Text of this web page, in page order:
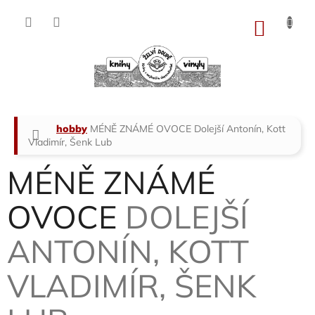
Domů
hobby MÉNĚ ZNÁMÉ OVOCE Dolejší Antonín, Kott
Vladimír, Šenk Lub
MÉNĚ ZNÁMÉ
OVOCE DOLEJŠÍ
ANTONÍN, KOTT
VLADIMÍR, ŠENK